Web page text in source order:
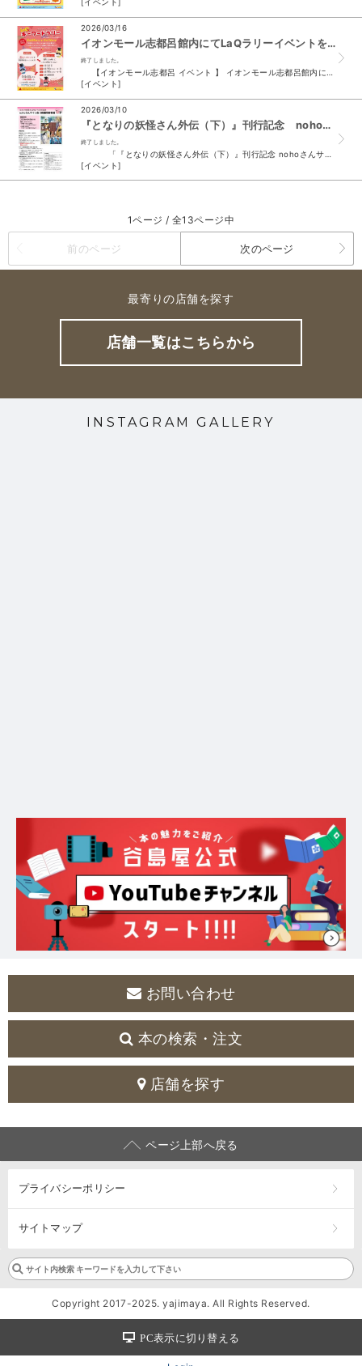
[イベント]
2026/03/16
イオンモール志都呂館内にてLaQラリーイベントを4/19まで開催中。(イオンモール志都呂店）
終了しました。
[イベント]
2026/03/10
『となりの妖怪さん外伝（下）』刊行記念 nohoさんサイン会 2店舗同時開催‼
終了しました。
[イベント]
1ページ / 全13ページ中
前のページ 次のページ
最寄りの店舗を探す
店舗一覧はこちらから
INSTAGRAM GALLERY
お問い合わせ
本の検索・注文
店舗を探す
ページ上部へ戻る
プライバシーポリシー
サイトマップ
Copyright 2017-2025. yajimaya. All Rights Reserved.
PC表示に切り替える